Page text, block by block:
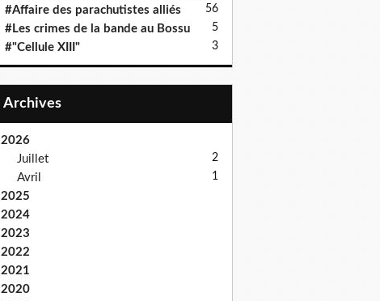
6
#Affaire des parachutistes alliés 5
#Les crimes de la bande au Bossu 5
#"Cellule XIII" 3
Archives
2026
Juillet
2
Avril 1
2025
2024
2023
2022
2021
2020